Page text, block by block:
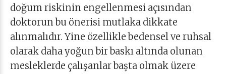
doğum riskinin engellenmesi açısından
doktorun bu önerisi mutlaka dikkate
alınmalıdır. Yine özellikle bedensel ve ruhsal
olarak daha yoğun bir baskı altında olunan
mesleklerde çalışanlar başta olmak üzere